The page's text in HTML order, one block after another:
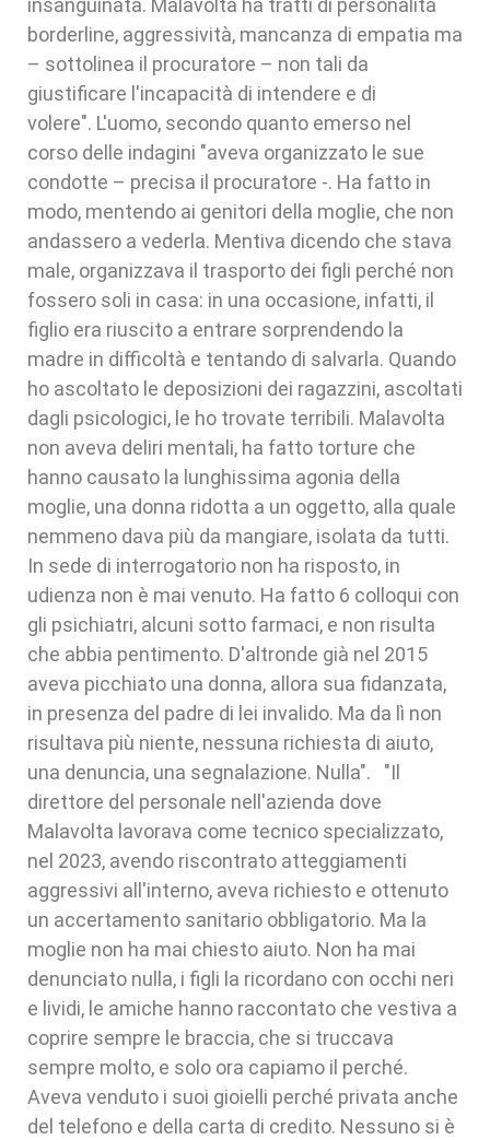
insanguinata. Malavolta ha tratti di personalità
borderline, aggressività, mancanza di empatia ma
– sottolinea il procuratore – non tali da
giustificare l'incapacità di intendere e di
volere". L'uomo, secondo quanto emerso nel
corso delle indagini "aveva organizzato le sue
condotte – precisa il procuratore -. Ha fatto in
modo, mentendo ai genitori della moglie, che non
andassero a vederla. Mentiva dicendo che stava
male, organizzava il trasporto dei figli perché non
fossero soli in casa: in una occasione, infatti, il
figlio era riuscito a entrare sorprendendo la
madre in difficoltà e tentando di salvarla. Quando
ho ascoltato le deposizioni dei ragazzini, ascoltati
dagli psicologici, le ho trovate terribili. Malavolta
non aveva deliri mentali, ha fatto torture che
hanno causato la lunghissima agonia della
moglie, una donna ridotta a un oggetto, alla quale
nemmeno dava più da mangiare, isolata da tutti.
In sede di interrogatorio non ha risposto, in
udienza non è mai venuto. Ha fatto 6 colloqui con
gli psichiatri, alcuni sotto farmaci, e non risulta
che abbia pentimento. D'altronde già nel 2015
aveva picchiato una donna, allora sua fidanzata,
in presenza del padre di lei invalido. Ma da lì non
risultava più niente, nessuna richiesta di aiuto,
una denuncia, una segnalazione. Nulla". "Il
direttore del personale nell'azienda dove
Malavolta lavorava come tecnico specializzato,
nel 2023, avendo riscontrato atteggiamenti
aggressivi all'interno, aveva richiesto e ottenuto
un accertamento sanitario obbligatorio. Ma la
moglie non ha mai chiesto aiuto. Non ha mai
denunciato nulla, i figli la ricordano con occhi neri
e lividi, le amiche hanno raccontato che vestiva a
coprire sempre le braccia, che si truccava
sempre molto, e solo ora capiamo il perché.
Aveva venduto i suoi gioielli perché privata anche
del telefono e della carta di credito. Nessuno si è